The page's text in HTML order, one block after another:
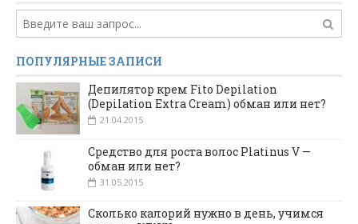
ПОПУЛЯРНЫЕ ЗАПИСИ
Депилятор крем Fito Depilation
(Depilation Extra Cream) обман или нет?
21.04.2015
Средство для роста волос Platinus V —
обман или нет?
31.05.2015
Сколько калорий нужно в день, учимся